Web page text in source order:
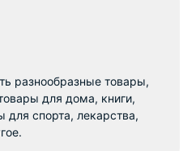
разнообразные товары,
для дома, книги,
спорта, лекарства,